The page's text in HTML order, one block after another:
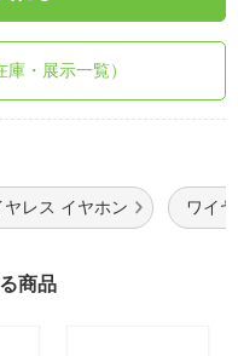
・展示一覧）
ヤレス イヤホン ワイ
商品